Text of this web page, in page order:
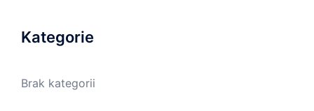
Kategorie
Brak kategorii